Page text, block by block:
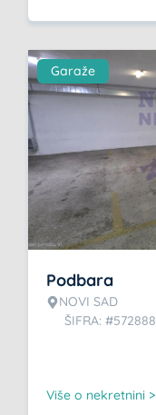
Garaže
Podbara
NOVI SAD
ŠIFRA: #572888
Više o nekretnini >